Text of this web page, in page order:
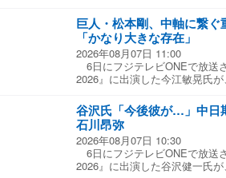
援総長・角田信朗さんととも
ントを盛り上げる。 ▼ 株式会
長 猪木啓介さん コメント 「
場の猪木啓介です。私も兄貴(
れブラジル育ち。今でも、「
度、懐かしさを感じます。今
ただくにあたり、やはり、我
事と「横浜」から「世界」へ
ふさわしく、この AI 猪木も「
をお届けできればと考えてお
2017』に参加した時の話を聞
テルニューグランドのバーな
巨人・松本剛、中軸に繋
「かなり大きな存在」
2026年08月07日 11:00
6日にフジテレビONEで放送
2026』に出演した今江敏晃氏
場し、2安打2四球と5打席のう
を果たした。 今江氏は「今日
はパ・リーグで首位打者を取
ールを持っている。右方向の
ますよ。そういうバッティン
スイングができている」と分
谷沢氏「今後彼が…」中日
石川昂弥
2026年08月07日 10:30
6日にフジテレビONEで放送
2026』に出演した谷沢健一氏